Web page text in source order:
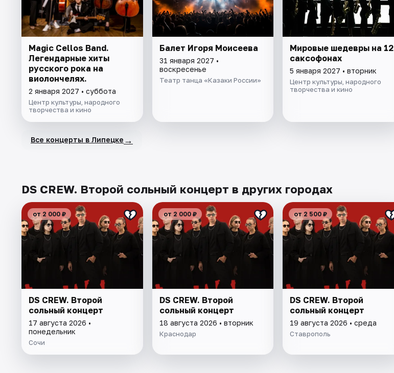
Magic Cellos Band.
Легендарные хиты
русского рока на
виолончелях.
2 января 2027 • суббота
Центр культуры, народного
творчества и кино
Балет Игоря Моисеева
31 января 2027 •
воскресенье
Театр танца «Казаки России»
Мировые шедевры на 12
саксофонах
5 января 2027 • вторник
Центр культуры, народного
творчества и кино
Все концерты в Липецке →
DS CREW. Второй сольный концерт в других городах
от 2 000 ₽
DS CREW. Второй
сольный концерт
17 августа 2026 •
понедельник
Сочи
от 2 000 ₽
DS CREW. Второй
сольный концерт
18 августа 2026 • вторник
Краснодар
от 2 500 ₽
DS CREW. Второй
сольный концерт
19 августа 2026 • среда
Ставрополь